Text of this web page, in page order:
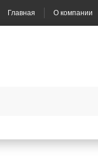
Главная О компании